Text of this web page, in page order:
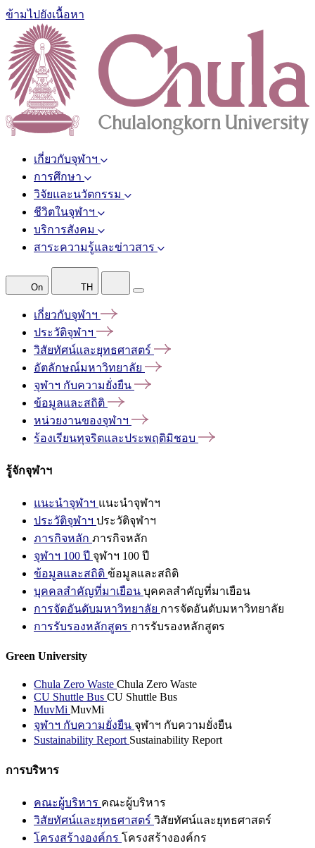
ข้ามไปยังเนื้อหา
เกี่ยวกับจุฬาฯ
การศึกษา
วิจัยและนวัตกรรม
ชีวิตในจุฬาฯ
บริการสังคม
สาระความรู้และข่าวสาร
On TH
เกี่ยวกับจุฬาฯ
ประวัติจุฬาฯ
วิสัยทัศน์และยุทธศาสตร์
อัตลักษณ์มหาวิทยาลัย
จุฬาฯ กับความยั่งยืน
ข้อมูลและสถิติ
หน่วยงานของจุฬาฯ
ร้องเรียนทุจริตและประพฤติมิชอบ
รู้จักจุฬาฯ
แนะนำจุฬาฯ แนะนำจุฬาฯ
ประวัติจุฬาฯ ประวัติจุฬาฯ
ภารกิจหลัก ภารกิจหลัก
จุฬาฯ 100 ปี จุฬาฯ 100 ปี
ข้อมูลและสถิติ ข้อมูลและสถิติ
บุคคลสำคัญที่มาเยือน บุคคลสำคัญที่มาเยือน
การจัดอันดับมหาวิทยาลัย การจัดอันดับมหาวิทยาลัย
การรับรองหลักสูตร การรับรองหลักสูตร
Green University
Chula Zero Waste Chula Zero Waste
CU Shuttle Bus CU Shuttle Bus
MuvMi MuvMi
จุฬาฯ กับความยั่งยืน จุฬาฯ กับความยั่งยืน
Sustainability Report Sustainability Report
การบริหาร
คณะผู้บริหาร คณะผู้บริหาร
วิสัยทัศน์และยุทธศาสตร์ วิสัยทัศน์และยุทธศาสตร์
โครงสร้างองค์กร โครงสร้างองค์กร